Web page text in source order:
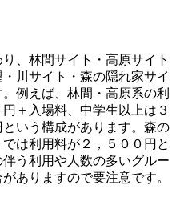
、林間サイト・高原サイト
川サイト・森の隠れ家サイ
例えば、林間・高原系の利
＋入場料、中学生以上は３
いう構成があります。森の
は利用料が２，５００円と
う利用や人数の多いグルー
ありますので要注意です。